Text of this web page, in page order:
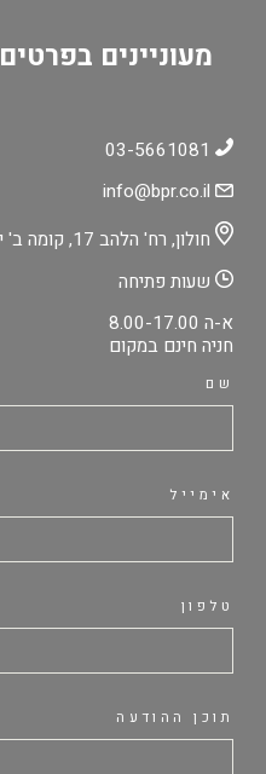
מעוניינים
חולון, רח' הלהב 17, קומה ב' יחידה C-07
שעות פתיחה
א-ה 8.00-17.00
חניה חינם במקום
שם
אימייל
טלפון
תוכן ההודעה